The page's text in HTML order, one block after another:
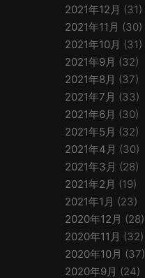
2021年12月 (31)
2021年11月 (30)
2021年10月 (31)
2021年9月 (32)
2021年8月 (37)
2021年7月 (33)
2021年6月 (30)
2021年5月 (32)
2021年4月 (30)
2021年3月 (28)
2021年2月 (19)
2021年1月 (23)
2020年12月 (28)
2020年11月 (32)
2020年10月 (37)
2020年9月 (24)